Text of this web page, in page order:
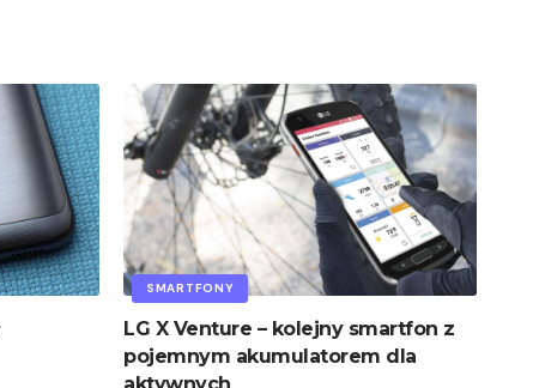
SMARTFONY
LG X Venture – kolejny smartfon z
pojemnym akumulatorem dla